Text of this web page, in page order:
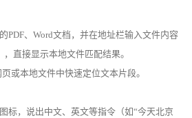
PDF、Word文档，并在地址栏输入文件内容
直接显示本地文件匹配结果。
或本地文件中快速定位文本片段。
标，说出中文、英文等指令（如“今天北京